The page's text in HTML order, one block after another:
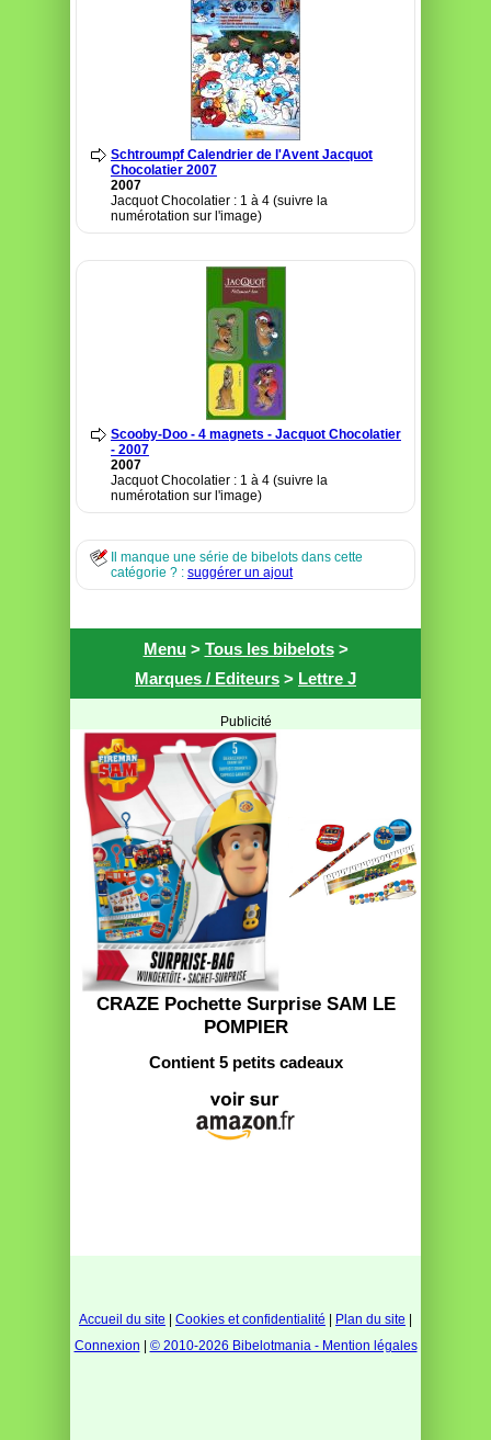
Schtroumpf Calendrier de l'Avent Jacquot
Chocolatier 2007
2007
Jacquot Chocolatier : 1 à 4 (suivre la
numérotation sur l'image)
Scooby-Doo - 4 magnets - Jacquot Chocolatier
- 2007
2007
Jacquot Chocolatier : 1 à 4 (suivre la
numérotation sur l'image)
Il manque une série de bibelots dans cette
catégorie ? : suggérer un ajout
Menu> Tous les bibelots>
Marques / Editeurs > Lettre J
Publicité
CRAZE Pochette Surprise SAM LE
POMPIER
Contient 5 petits cadeaux
Accueil du site Cookies et confidentialité Plan du site
Connexion
© 2010-2026 Bibelotmania - Mention légales